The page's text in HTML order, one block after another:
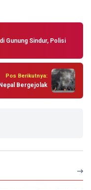
Gunung Sindur, Polisi
Pos Berikutnya:
Bergejolak